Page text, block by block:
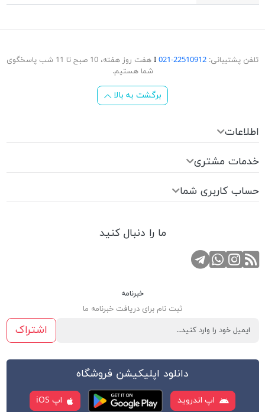
تلفن پشتیبانی: 22510912-021
هفت روز هفته، 10 صبح تا 11 شب پاسخگوی
شما هستیم.
برگشت به بالا
اطلاعات
خدمات مشتری
حساب کاربری شما
ما را دنبال کنید
RSSصفحه اینستاگرام
تماس با واتس اپ
کانال تلگرام
خبرنامه
ثبت نام برای دریافت خبرنامه ما
اشتراک
دانلود اپلیکیشن فروشگاه
اپ اندروید اپ iOS